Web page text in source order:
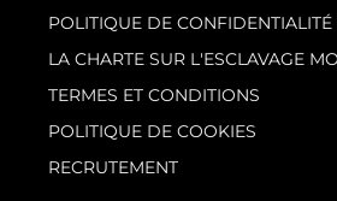
POLITIQUE DE CONFIDENTIALITÉ
LA CHARTE SUR L'ESCLAVAGE
TERMES ET CONDITIONS
POLITIQUE DE COOKIES
RECRUTEMENT